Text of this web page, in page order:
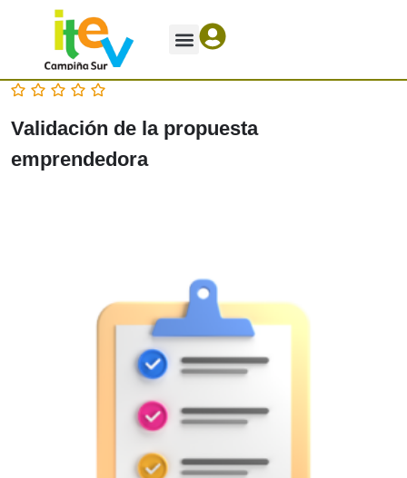
Validación de la propuesta
emprendedora